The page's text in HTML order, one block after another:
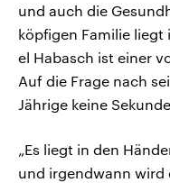
und auch die
köpfigen Familie liegt
el Habasch ist einer
Auf die Frage nach
Jährige keine
„Es liegt in den
und irgendwann wird